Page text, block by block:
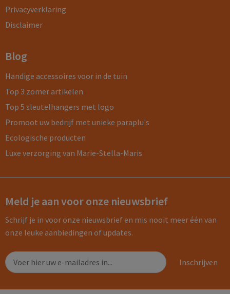
Privacyverklaring
Disclaimer
Blog
Handige accessoires voor in de tuin
Top 3 zomer artikelen
Top 5 sleutelhangers met logo
Promoot uw bedrijf met unieke paraplu's
Ecologische producten
Luxe verzorging van Marie-Stella-Maris
Meld je aan voor onze nieuwsbrief
Schrijf je in voor onze nieuwsbrief en mis nooit meer één van
onze leuke aanbiedingen of updates.